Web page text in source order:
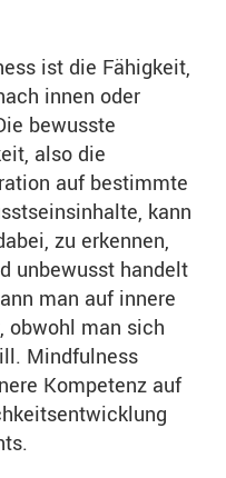
ist die Fähigkeit,
innen oder
bewusste
also die
auf bestimmte
kann
zu erkennen,
unbewusst handelt
man auf innere
obwohl man sich
Mindfulness
Kompetenz auf